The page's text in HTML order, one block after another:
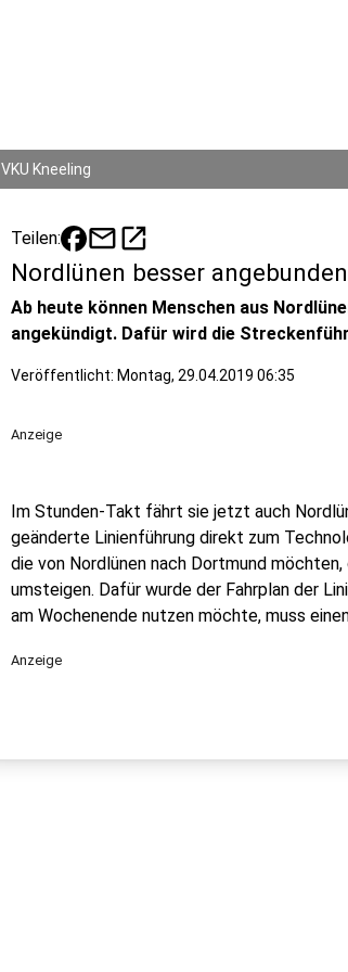
VKU Kneeling
Teilen: mailopen_in_new
Nordlünen besser angebunden
Ab heute können Menschen aus
angekündigt. Dafür wird die
Veröffentlicht: Montag, 29.04.2019 06:35
Anzeige
Im Stunden-Takt fährt sie jetzt auch
geänderte Linienführung direkt zum
die von Nordlünen nach Dortmund
umsteigen. Dafür wurde der Fahrplan der
am Wochenende nutzen möchte, muss
Anzeige